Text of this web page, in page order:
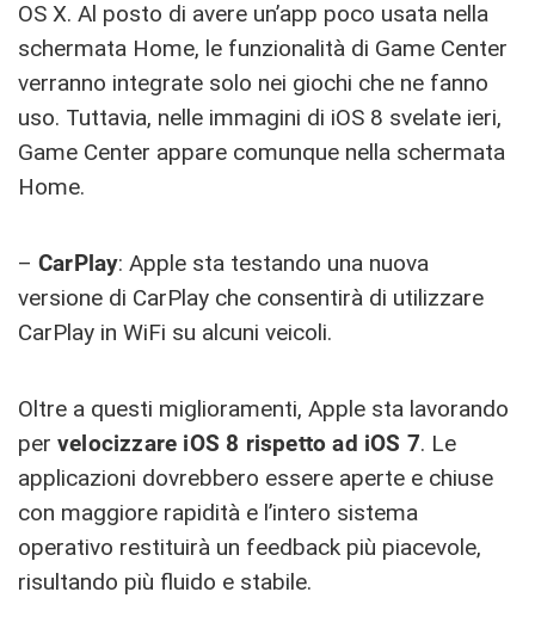
OS X. Al posto di avere un’app poco usata nella
schermata Home, le funzionalità di Game Center
verranno integrate solo nei giochi che ne fanno
uso. Tuttavia, nelle immagini di iOS 8 svelate ieri,
Game Center appare comunque nella schermata
Home.
– CarPlay: Apple sta testando una nuova
versione di CarPlay che consentirà di utilizzare
CarPlay in WiFi su alcuni veicoli.
Oltre a questi miglioramenti, Apple sta lavorando
per velocizzare iOS 8 rispetto ad iOS 7. Le
applicazioni dovrebbero essere aperte e chiuse
con maggiore rapidità e l’intero sistema
operativo restituirà un feedback più piacevole,
risultando più fluido e stabile.